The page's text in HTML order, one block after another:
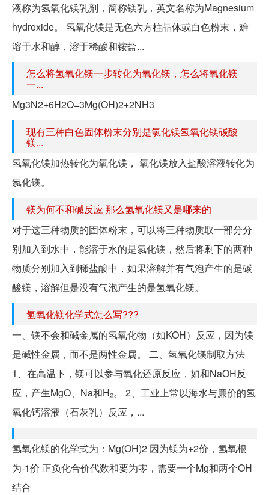
液称为氢氧化镁乳剂，简称镁乳，英文名称为Magnesium
hydroxide。 氢氧化镁是无色六方柱晶体或白色粉末，难
溶于水和醇，溶于稀酸和铵盐...
怎么将氢氧化镁一步转化为氧化镁，怎么将氧化镁
一...
Mg3N2+6H2O=3Mg(OH)2+2NH3
现有三种白色固体粉末分别是氯化镁氢氧化镁碳酸
镁...
氢氧化镁加热转化为氧化镁， 氧化镁放入盐酸溶液转化为
氯化镁。
镁为何不和碱反应 那么氢氧化镁又是哪来的
对于这三种物质的固体粉末，可以将三种物质取一部分分
别加入到水中，能溶于水的是氯化镁，然后将剩下的两种
物质分别加入到稀盐酸中，如果溶解并有气泡产生的是碳
酸镁，溶解但是没有气泡产生的是氢氧化镁。
氢氧化镁化学式怎么写???
一、镁不会和碱金属的氢氧化物（如KOH）反应，因为镁
是碱性金属，而不是两性金属。 二、氢氧化镁制取方法
1、在高温下，镁可以参与氧化还原反应，如和NaOH反
应，产生MgO、Na和H₂。 2、工业上常以海水与廉价的氢
氧化钙溶液（石灰乳）反应，...
氢氧化镁的化学式为：Mg(OH)2 因为镁为+2价，氢氧根
为-1价 正负化合价代数和要为零，需要一个Mg和两个OH
结合